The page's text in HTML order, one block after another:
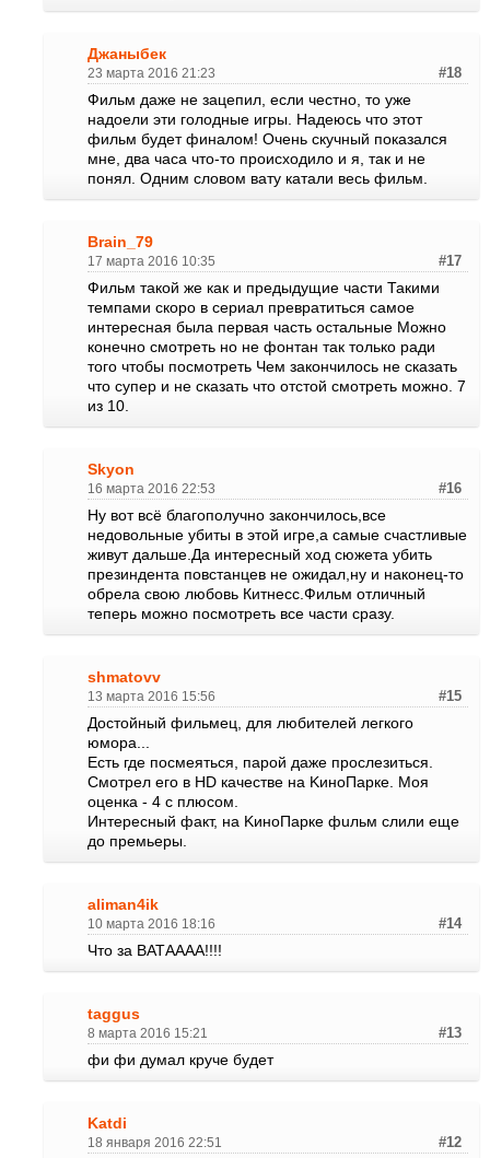
Джаныбек
23 марта 2016 21:23 #18
Фильм даже не зацепил, если честно, то уже
надоели эти голодные игры. Надеюсь что этот
фильм будет финалом! Очень скучный показался
мне, два часа что-то происходило и я, так и не
понял. Одним словом вату катали весь фильм.
Brain_79
17 марта 2016 10:35 #17
Фильм такой же как и предыдущие части Такими
темпами скоро в сериал превратиться самое
интересная была первая часть остальные Можно
конечно смотреть но не фонтан так только ради
того чтобы посмотреть Чем закончилось не сказать
что супер и не сказать что отстой смотреть можно. 7
из 10.
Skyon
16 марта 2016 22:53 #16
Ну вот всё благополучно закончилось,все
недовольные убиты в этой игре,а самые счастливые
живут дальше.Да интересный ход сюжета убить
презиндента повстанцев не ожидал,ну и наконец-то
обрела свою любовь Китнесс.Фильм отличный
теперь можно посмотреть все части сразу.
shmatovv
13 марта 2016 15:56 #15
Достойный фильмец, для любителей легкого
юмора...
Есть где посмеяться, парой даже прослезиться.
Смотрел его в НD кaчecтвe нa KинoПapкe. Моя
оценка - 4 с плюсом.
Интepecный фaкт, на KинoПаpкe фuльм cлили еще
дo пpeмьepы.
aliman4ik
10 марта 2016 18:16 #14
Что за ВАТАААА!!!!
taggus
8 марта 2016 15:21 #13
фи фи думал круче будет
Katdi
18 января 2016 22:51 #12